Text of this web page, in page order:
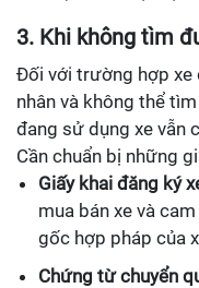
3. Khi không tìm
Đối với trường hợp xe
nhân và không thể
đang sử dụng xe vẫn
Cần chuẩn bị những
Giấy khai đăng ký
mua bán xe và
gốc hợp pháp của
Chứng từ chuyển